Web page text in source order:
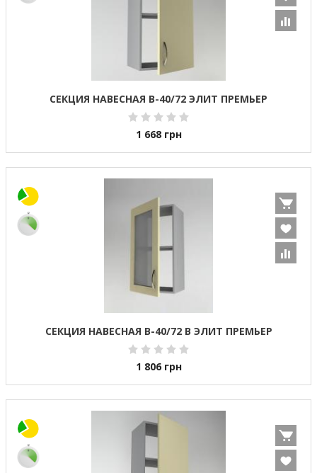
СЕКЦИЯ НАВЕСНАЯ В-40/72 ЭЛИТ ПРЕМЬЕР
1 668 грн
СЕКЦИЯ НАВЕСНАЯ В-40/72 В ЭЛИТ ПРЕМЬЕР
1 806 грн